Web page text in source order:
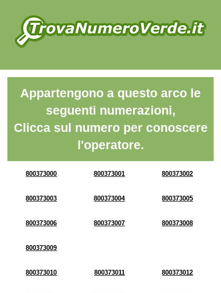
Appartengono a questo arco le
seguenti numerazioni,
Clicca sul numero per conoscere
l'operatore.
800373000 800373001 800373002
800373003 800373004 800373005
800373006 800373007 800373008
800373009
800373010 800373011 800373012